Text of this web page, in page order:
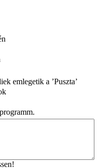
emlegetik a ’Puszta’